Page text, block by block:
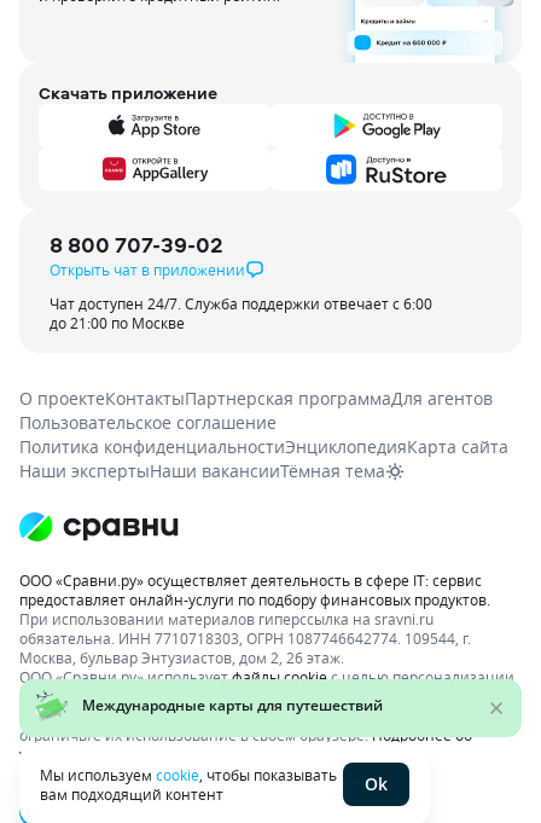
Скачать приложение
8 800 707-39-02
Открыть чат в приложении
Чат доступен 24/7. Служба поддержки отвечает с 6:00
до 21:00 по Москве
О проектеКонтактыПартнерская программаДля агентов
Пользовательское соглашение
Политика конфиденциальностиЭнциклопедияКарта сайта
Наши экспертыНаши вакансииТёмная тема
ООО «Сравни.ру» осуществляет деятельность в сфере IT: сервис
предоставляет онлайн-услуги по подбору финансовых продуктов.
При использовании материалов гиперссылка на sravni.ru
обязательна. ИНН 7710718303, ОГРН 1087746642774. 109544, г.
Москва, бульвар Энтузиастов, дом 2, 26 этаж.
ООО «Сравни.ру» используетфайлы cookieс целью персонализации
сервисов и повышения удобства пользования веб-сайтом. Если вы
не хотите, чтобы ваши пользовательские данные обрабатывались,
ограничьте их использование в своём браузере.Подробнее об
условиях.
Мы используем cookie , чтобы показывать
вам подходящий контент
Ok